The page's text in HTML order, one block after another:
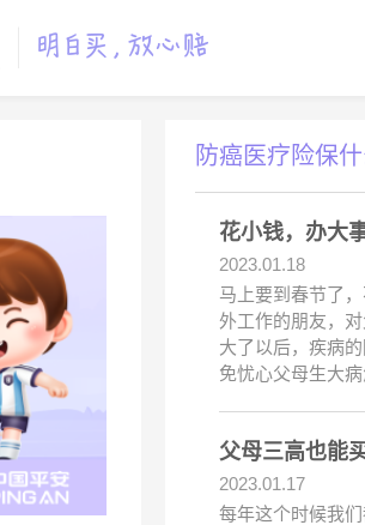
防癌医疗险保
花小钱，办大
2023.01.18
马上要到春节了
外工作的朋友，
大了以后，疾病
免忧心父母生大
父母三高也能
2023.01.17
每年这个时候我